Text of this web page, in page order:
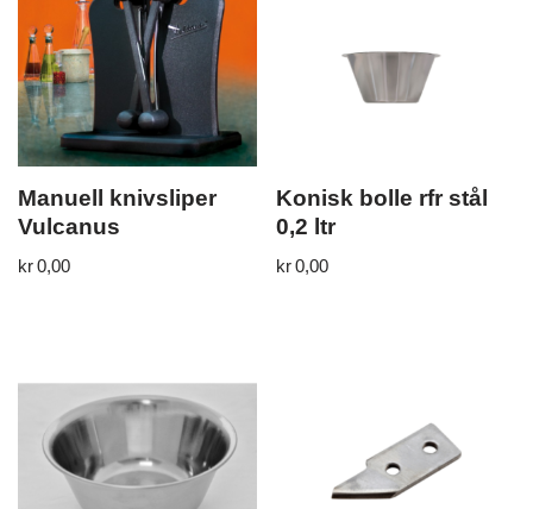
Manuell knivsliper
Vulcanus
kr0,00
Konisk bolle rfr stål
0,2 ltr
kr0,00